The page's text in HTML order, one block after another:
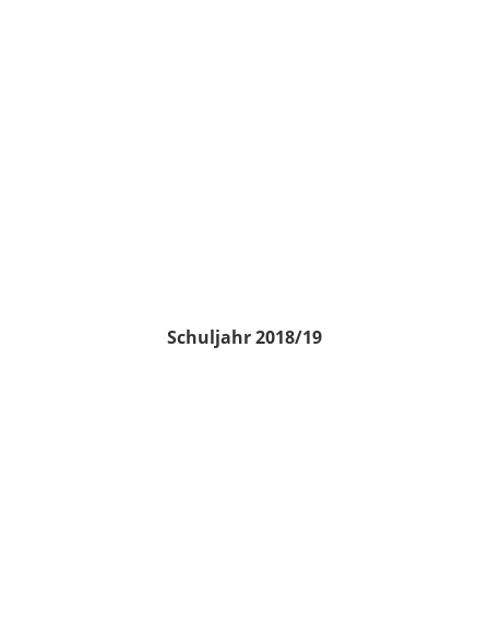
Schuljahr 2018/19